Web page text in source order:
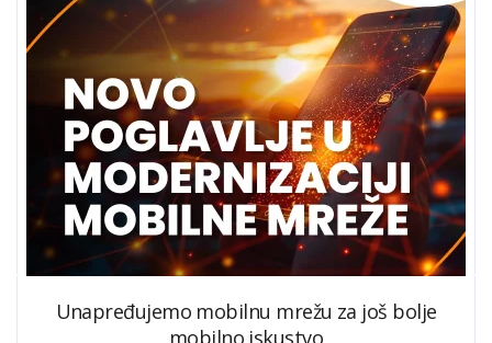
Unapređujemo mobilnu mrežu za još bolje
mobilno iskustvo